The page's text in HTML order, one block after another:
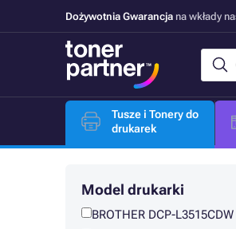
Dożywotnia Gwarancja na wkłady
Tusze i Tonery do
drukarek
Model drukarki
BROTHER DCP-L3515CDW